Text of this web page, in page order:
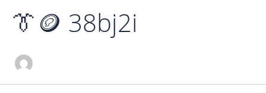
👔🪙 38bj2i